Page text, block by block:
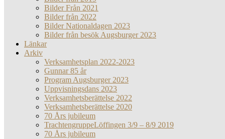
Bilder Från 2021
Bilder från 2022
Bilder Nationaldagen 2023
Bilder från besök Augsburger 2023
Länkar
Arkiv
Verksamhetsplan 2022-2023
Gunnar 85 år
Program Augsburger 2023
Uppvisningsdans 2023
Verksamhetsberättelse 2022
Verksamhetsberättelse 2020
70 Års jubileum
TrachtengruppeLöffingen 3/9 – 8/9 2019
70 Års jubileum